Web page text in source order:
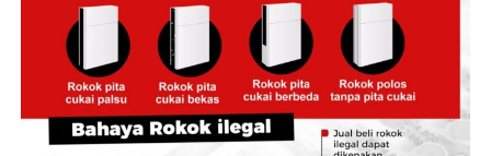
stok pangan,” kata Prihasto.
Masuknya pasokan gabah ke gudang-gudang Bulog
secara masif dinilai efektif mencegah penurunan harga
gabah kering panen di tingkat petani yang kerap terjadi
saat pasokan melimpah.